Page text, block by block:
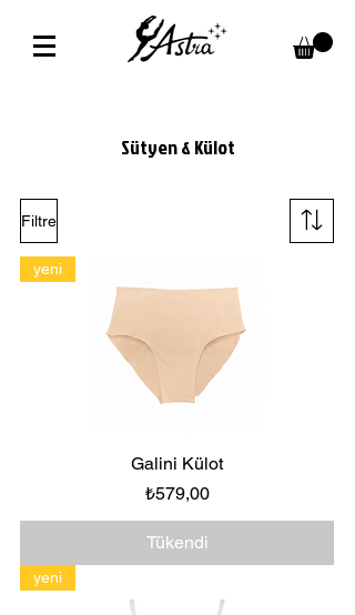
Sütyen & Külot
Filtre
yeni
Galini Külot
Fiyat
₺579,00
Tükendi
yeni